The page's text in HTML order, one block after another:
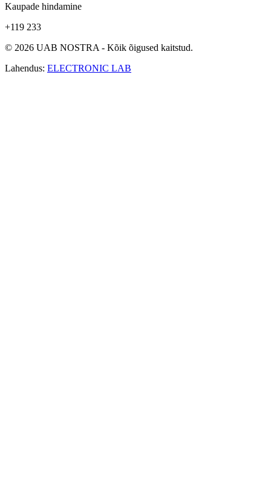
Kaupade hindamine
+119 233
© 2026 UAB NOSTRA - Kõik õigused kaitstud.
Lahendus: ELECTRONIC LAB